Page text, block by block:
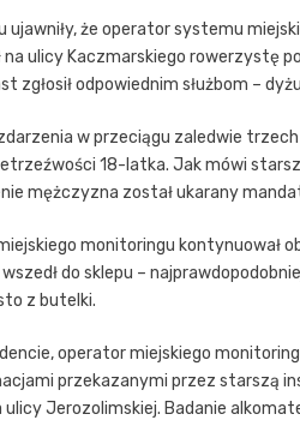
ujawniły, że operator systemu
na ulicy Kaczmarskiego rowerzystę
odpowiednim służbom –
w przeciągu zaledwie
18-latka. Jak mówi
mężczyzna został ukarany
monitoringu kontynuował
do sklepu –
z butelki.
operator miejskiego
przekazanymi przez starszą
Jerozolimskiej. Badanie